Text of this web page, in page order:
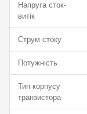
Напруга сток-
витік
Струм стоку
Потужність
Тип корпусу
транзистора